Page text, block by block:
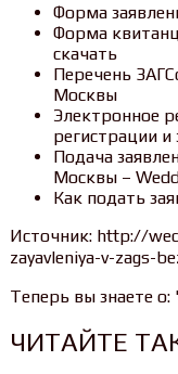
Форма
Форма
скачать
Перечень
Москвы
Электронное
регистрации
Подача
Москвы –
Как подать
Источник: http://
zayavleniya-v-zags-
Теперь вы знаете о:
ЧИТАЙТЕ